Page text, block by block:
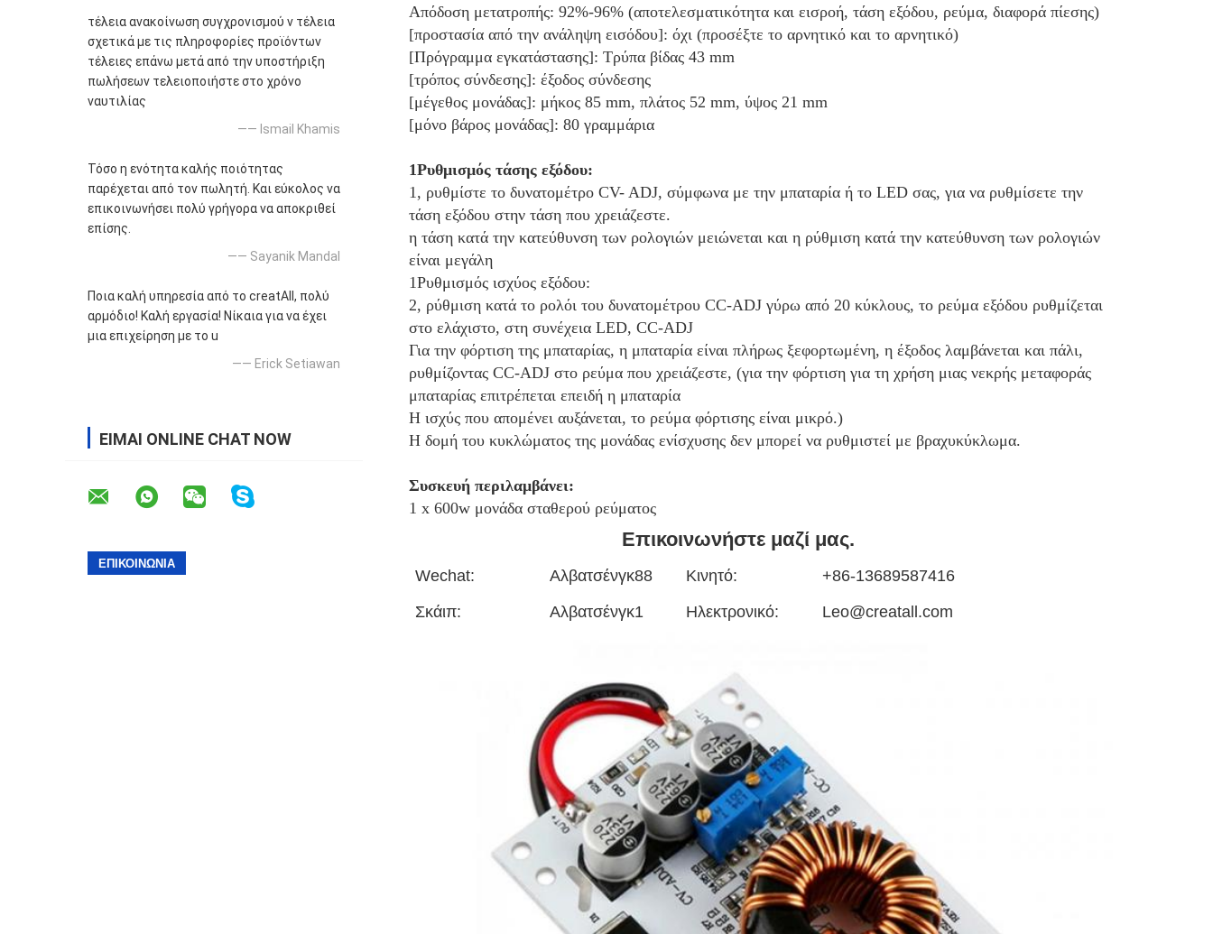
τέλεια ανακοίνωση συγχρονισμού ν τέλεια
σχετικά με τις πληροφορίες προϊόντων
τέλειες επάνω μετά από την υποστήριξη
πωλήσεων τελειοποιήστε στο χρόνο
ναυτιλίας
—— Ismail Khamis
Τόσο η ενότητα καλής ποιότητας
παρέχεται από τον πωλητή. Και εύκολος να
επικοινωνήσει πολύ γρήγορα να αποκριθεί
επίσης.
—— Sayanik Mandal
Ποια καλή υπηρεσία από το creatAll, πολύ
αρμόδιο! Καλή εργασία! Νίκαια για να έχει
μια επιχείρηση με το u
—— Erick Setiawan
ΕΊΜΑΙ ONLINE CHAT NOW
Απόδοση μετατροπής: 92%-96% (αποτελεσματικότητα και εισροή, τάση εξόδου, ρεύμα, διαφορά πίεσης)
[προστασία από την ανάληψη εισόδου]: όχι (προσέξτε το αρνητικό και το αρνητικό)
[Πρόγραμμα εγκατάστασης]: Τρύπα βίδας 43 mm
[τρόπος σύνδεσης]: έξοδος σύνδεσης
[μέγεθος μονάδας]: μήκος 85 mm, πλάτος 52 mm, ύψος 21 mm
[μόνο βάρος μονάδας]: 80 γραμμάρια
1Ρυθμισμός τάσης εξόδου:
1, ρυθμίστε το δυνατομέτρο CV- ADJ, σύμφωνα με την μπαταρία ή το LED σας, για να ρυθμίσετε την
τάση εξόδου στην τάση που χρειάζεστε.
η τάση κατά την κατεύθυνση των ρολογιών μειώνεται και η ρύθμιση κατά την κατεύθυνση των ρολογιών
είναι μεγάλη
1Ρυθμισμός ισχύος εξόδου:
2, ρύθμιση κατά το ρολόι του δυνατομέτρου CC-ADJ γύρω από 20 κύκλους, το ρεύμα εξόδου ρυθμίζεται
στο ελάχιστο, στη συνέχεια LED, CC-ADJ
Για την φόρτιση της μπαταρίας, η μπαταρία είναι πλήρως ξεφορτωμένη, η έξοδος λαμβάνεται και πάλι,
ρυθμίζοντας CC-ADJ στο ρεύμα που χρειάζεστε, (για την φόρτιση για τη χρήση μιας νεκρής μεταφοράς
μπαταρίας επιτρέπεται επειδή η μπαταρία
Η ισχύς που απομένει αυξάνεται, το ρεύμα φόρτισης είναι μικρό.)
Η δομή του κυκλώματος της μονάδας ενίσχυσης δεν μπορεί να ρυθμιστεί με βραχυκύκλωμα.
Συσκευή περιλαμβάνει:
1 x 600w μονάδα σταθερού ρεύματος
Επικοινωνήστε μαζί μας.
Wechat: Αλβατσένγκ88 Κινητό:
+86-13689587416
Σκάιπ:
Αλβατσένγκ1 Ηλεκτρονικό: Leo@creatall.com